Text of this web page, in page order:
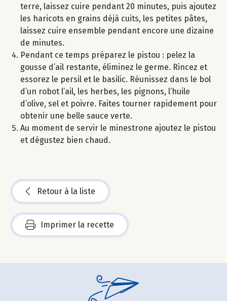
terre, laissez cuire pendant 20 minutes, puis ajoutez
les haricots en grains déjà cuits, les petites pâtes,
laissez cuire ensemble pendant encore une dizaine
de minutes.
Pendant ce temps préparez le pistou : pelez la
gousse d’ail restante, éliminez le germe. Rincez et
essorez le persil et le basilic. Réunissez dans le bol
d’un robot l’ail, les herbes, les pignons, l’huile
d’olive, sel et poivre. Faites tourner rapidement pour
obtenir une belle sauce verte.
Au moment de servir le minestrone ajoutez le pistou
et dégustez bien chaud.
Retour à la liste
Imprimer la recette